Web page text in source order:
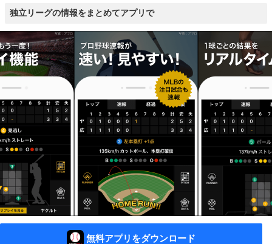
独立リーグの情報をまとめてアプリで
無料アプリをダウンロード